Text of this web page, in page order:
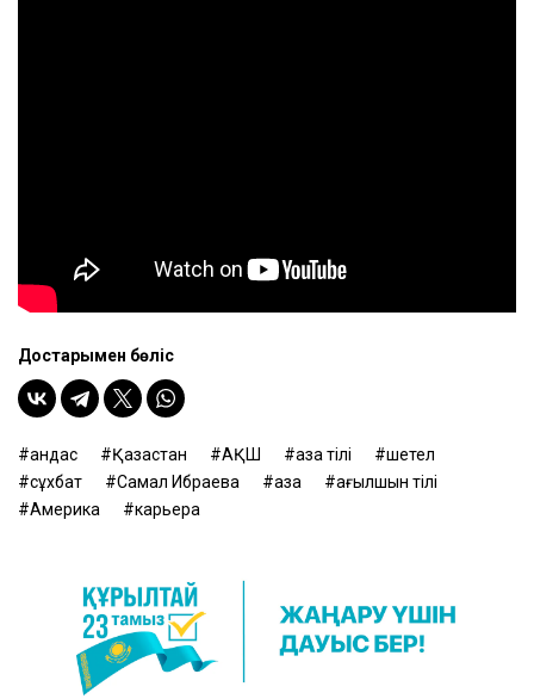
Достарыңмен бөліс
қандас Қазақстан АҚШ қазақ тілі
шетел
сұхбат
Самал Ибраева қазақ
ағылшын тілі
Америка
карьера